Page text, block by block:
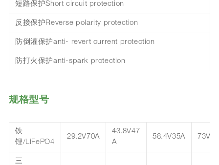
短路保护Short circuit protection
反接保护Reverse polarity protection
防倒灌保护anti- revert current protection
防打火保护anti-spark protection
规格型号
铁
锂/LiFePO4
29.2V70A
43.8V47
A
58.4V35A
三